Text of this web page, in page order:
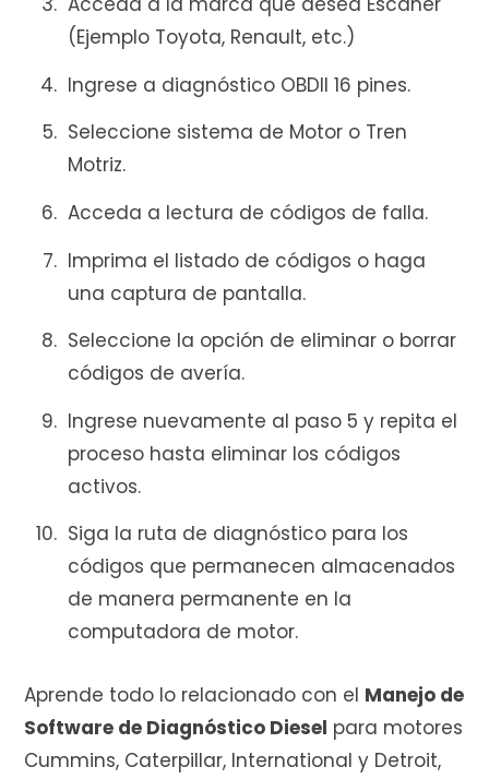
(Ejemplo Toyota, Renault, etc.)
Ingrese a diagnóstico OBDII 16 pines.
Seleccione sistema de Motor o Tren
Motriz.
Acceda a lectura de códigos de falla.
Imprima el listado de códigos o haga
una captura de pantalla.
Seleccione la opción de eliminar o borrar
códigos de avería.
Ingrese nuevamente al paso 5 y repita el
proceso hasta eliminar los códigos
activos.
Siga la ruta de diagnóstico para los
códigos que permanecen almacenados
de manera permanente en la
computadora de motor.
Aprende todo lo relacionado con el Manejo de
Software de Diagnóstico Diesel para motores
Cummins, Caterpillar, International y Detroit,